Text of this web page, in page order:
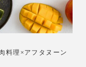
料理×アフタヌーン